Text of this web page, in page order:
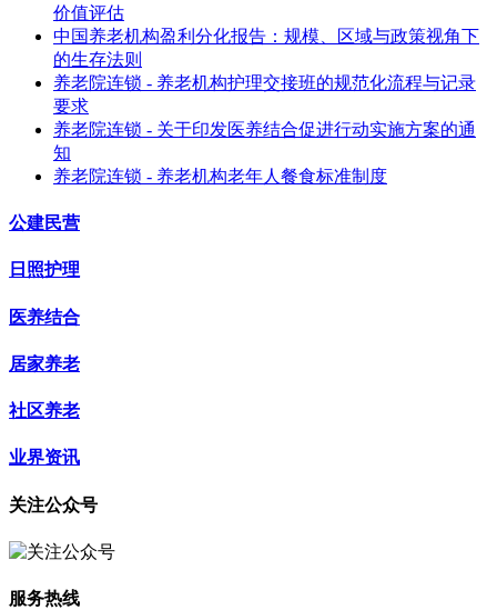
价值评估
中国养老机构盈利分化报告：规模、区域与政策视角下
的生存法则
养老院连锁 - 养老机构护理交接班的规范化流程与记录
要求
养老院连锁 - 关于印发医养结合促进行动实施方案的通
知
养老院连锁 - 养老机构老年人餐食标准制度
公建民营
日照护理
医养结合
居家养老
社区养老
业界资讯
关注公众号
服务热线